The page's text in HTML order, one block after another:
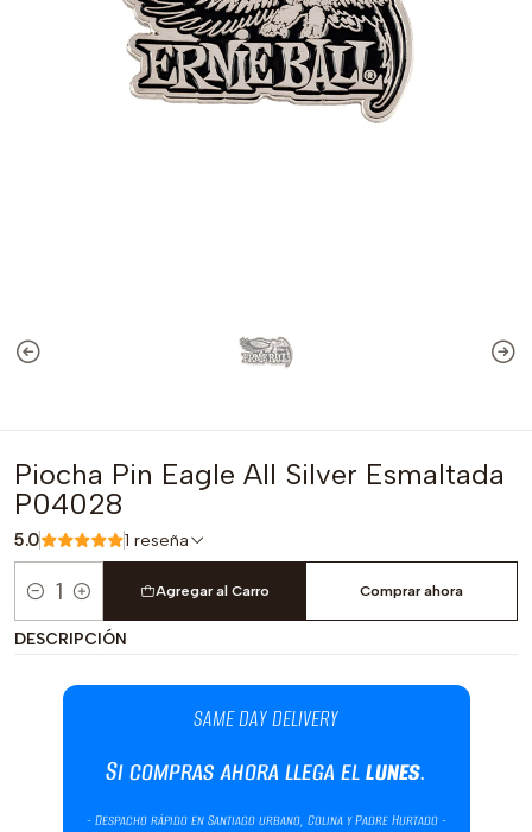
Piocha Pin Eagle All Silver Esmaltada
P04028
5.0 1 reseña
Cantidad
Agregar al Carro Comprar ahora
DESCRIPCIÓN